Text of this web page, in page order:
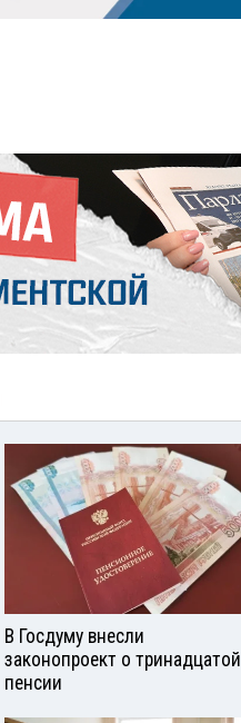
В Госдуму внесли
законопроект о тринадцатой
пенсии